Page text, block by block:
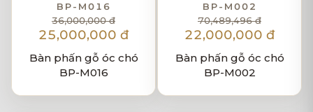
BP-M016
36,000,000 đ
25,000,000 đ
Bàn phấn gỗ óc chó
BP-M016
BP-M002
70,489,496 đ
22,000,000 đ
Bàn phấn gỗ óc chó
BP-M002